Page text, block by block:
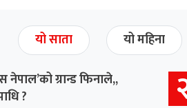
यो साता यो महिना
ग्रान्ड फिनाले,,
?